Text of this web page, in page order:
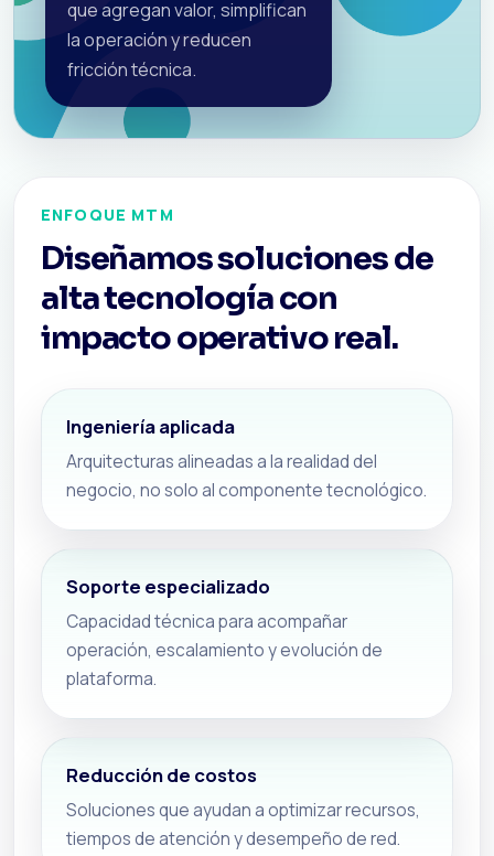
que agregan valor, simplifican
la operación y reducen
fricción técnica.
ENFOQUE MTM
Diseñamos soluciones de
alta tecnología con
impacto operativo real.
Ingeniería aplicada
Arquitecturas alineadas a la realidad del
negocio, no solo al componente tecnológico.
Soporte especializado
Capacidad técnica para acompañar
operación, escalamiento y evolución de
plataforma.
Reducción de costos
Soluciones que ayudan a optimizar recursos,
tiempos de atención y desempeño de red.